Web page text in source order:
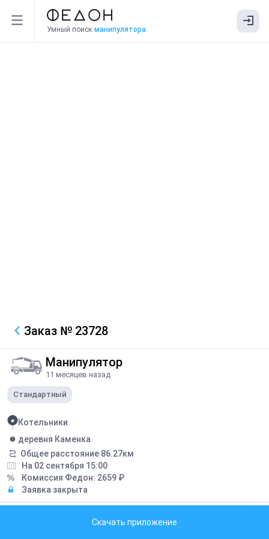
Умный поиск манипулятора
Заказ № 23728
Манипулятор
11 месяцев назад
Стандартный
Котельники
деревня Каменка
Общее расстояние 86.27км
На 02 сентября 15:00
Комиссия Федон: 2659 ₽
Заявка закрыта
Грузоподъемность стрелы:5 тонн
Скачать приложение